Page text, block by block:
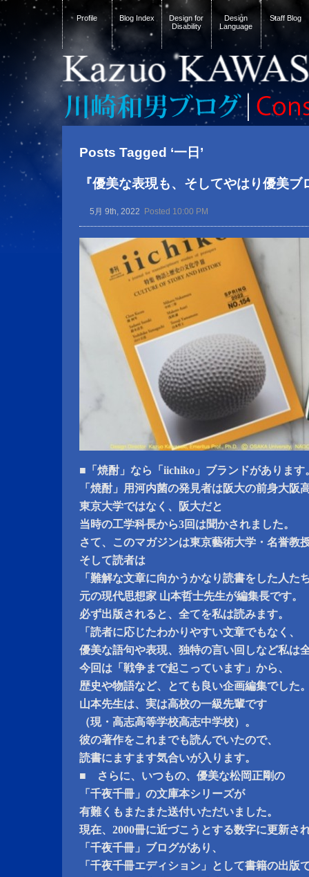
Profile Blog Index
Design for
Disability
Design
Language
Staff Blog
Posts Tagged ‘一日’
『優美な表現も、そしてやはり優美ブ
5月 9th, 2022 Posted 10:00 PM
■「焼酎」なら「iichiko」ブランドがあります
「焼酎」用河内菌の発見者は阪大の前身大阪
東京大学ではなく、阪大だと
当時の工学科長から3回は聞かされました。
さて、このマガジンは東京藝術大学・名誉教
そして読者は
「難解な文章に向かうかなり読書をした人た
元の現代思想家 山本哲士先生が編集長です。
必ず出版されると、全てを私は読みます。
「読者に応じたわかりやすい文章でもなく、
優美な語句や表現、独特の言い回しなど私は
今回は「戦争まで起こっています」から、
歴史や物語など、とても良い企画編集でした
山本先生は、実は高校の一級先輩です
（現・高志高等学校高志中学校）。
彼の著作をこれまでも読んでいたので、
読書にますます気合いが入ります。
■ さらに、いつもの、優美な松岡正剛の
「千夜千冊」の文庫本シリーズが
有難くもまたまた送付いただいました。
現在、2000冊に近づこうとする数字に更新さ
「千夜千冊」ブログがあり、
「千夜千冊エディション」として書籍の出版